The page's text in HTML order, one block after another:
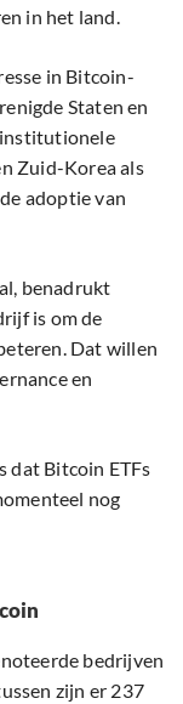
in het land.
in Bitcoin-
Staten en
institutionele
Zuid-Korea als
adoptie van
benadrukt
is om de
Dat willen
en
dat Bitcoin ETFs
nog
bedrijven
zijn er 237